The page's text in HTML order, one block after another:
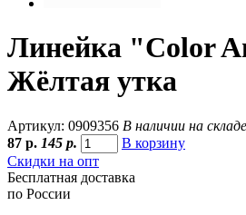
Линейка "Color
Жёлтая утка
Артикул: 0909356 В наличии на складе
87 р. 145 р.
В корзину
Скидки на опт
Бесплатная доставка
по России